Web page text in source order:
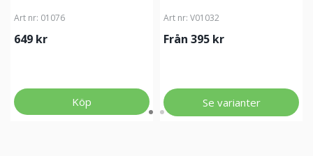
Art nr: 01076
649 kr
Köp
Art nr: V01032
Från 395 kr
Se varianter